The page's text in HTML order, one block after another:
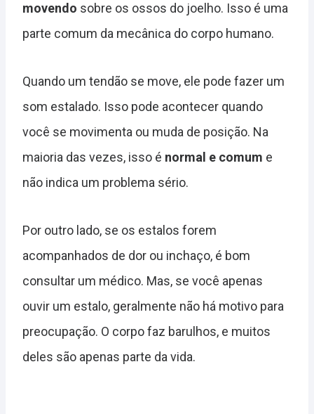
movendo sobre os ossos do joelho. Isso é uma
parte comum da mecânica do corpo humano.
Quando um tendão se move, ele pode fazer um
som estalado. Isso pode acontecer quando
você se movimenta ou muda de posição. Na
maioria das vezes, isso é normal e comum e
não indica um problema sério.
Por outro lado, se os estalos forem
acompanhados de dor ou inchaço, é bom
consultar um médico. Mas, se você apenas
ouvir um estalo, geralmente não há motivo para
preocupação. O corpo faz barulhos, e muitos
deles são apenas parte da vida.